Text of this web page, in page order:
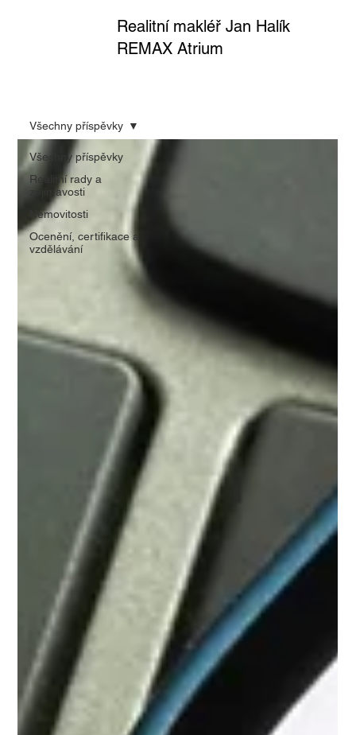
Realitní makléř Jan Halík
REMAX Atrium
Všechny příspěvky
Realitní rady a
zajímavosti
Nemovitosti
Ocenění, certifikace a
vzdělávání
Všechny příspěvky